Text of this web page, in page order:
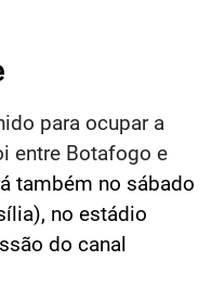
para ocupar a
entre Botafogo e
também no sábado
no estádio
do canal